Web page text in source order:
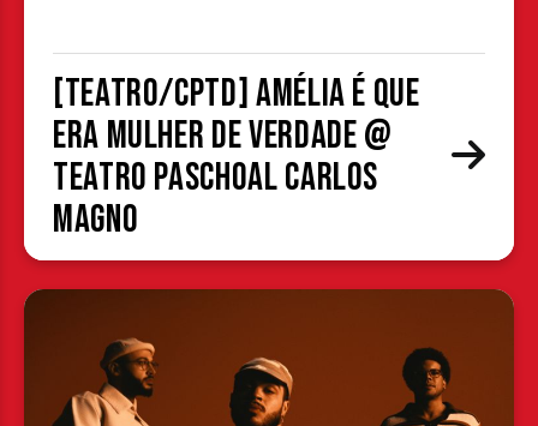
[TEATRO/CPTD] Amélia é que
era mulher de verdade @
Teatro Paschoal Carlos
Magno